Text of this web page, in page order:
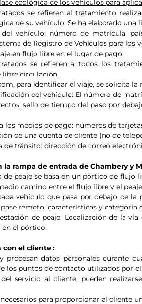
ecológica de los vehículos para
se refieren al tratamiento
de su vehículo. Se ha elaborado
vehículo: número de matrícula,
de Registro de Vehículos para los
en flujo libre en el lugar de pago
se refieren a todos los
libre circulación.
para identificar el viaje, se solicita
del vehículo: El número de
sello de tiempo del paso por
los medios de pago: números de
de una cuenta de cliente (no de
de tránsito: dirección de correo
la rampa de entrada de Chambery y
peaje se basa en un pórtico de flujo
camino entre el flujo libre y el
vehículo que pasa por debajo de
remoto, características y categoría
de peaje: Localización de la
el pórtico.
con el cliente :
procesan datos personales durante
los puntos de contacto utilizados por el
servicio al cliente, pueden
para proporcionar al cliente